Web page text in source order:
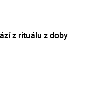
z rituálu z doby